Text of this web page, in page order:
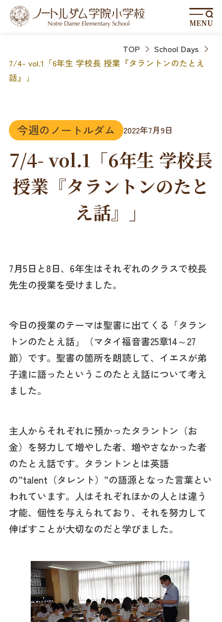
MENU
TOP
School Days
7/4- vol.1「6年生 学校長 授業『タラントンのたとえ
話』」
今週のノートルダム 2022年7月9日
7/4- vol.1「6年生 学校長
授業『タラントンのたと
え話』」
7月5日と8日、6年生はそれぞれのクラスで校長
先生の授業を受けました。
今日の授業のテーマは聖書に出てくる「タラン
トンのたとえ話」（マタイ福音書25章14～27
節）です。聖書の箇所を朗読して、イエスが弟
子達に語ったというこのたとえ話について考え
ました。
主人からそれぞれに預かったタラントン（お
金）を努力して増やした者、増やさなかった者
のたとえ話です。タラントンとは英語
の”talent（タレント）”の語源となった言葉とい
われています。人はそれぞれほかの人とは違う
才能、個性を与えられており、それを努力して
伸ばすことが大切なのだと学びました。